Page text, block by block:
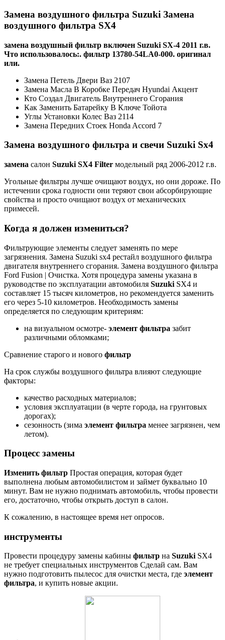
Замена воздушного фильтра Suzuki Замена
воздушного фильтра SX4
замена воздушный фильтр включен Suzuki SX-4 2011 г.в.
Что использовалось:. фильтр 13780-54LA0-000. оригинал
или.
Замена Петель Двери Ваз 2107
Замена Масла В Коробке Передач Hyundai Акцент
Кто Создал Двигатель Внутреннего Сгорания
Как Заменить Батарейку В Ключе Тойота
Углы Установки Колес Ваз 2114
Замена Передних Стоек Honda Accord 7
Замена воздушного фильтра и свечи Suzuki Sx4
замена салон Suzuki SX4 Filter модельный ряд 2006-2012 г.в.
Угольные фильтры лучше очищают воздух, но они дороже. По
истечении срока годности они теряют свои абсорбирующие
свойства и просто очищают воздух от механических
примесей.
Когда я должен измениться?
Фильтрующие элементы следует заменять по мере
загрязнения. Замена Suzuki sx4 рестайл воздушного фильтра
двигателя внутреннего сгорания. Замена воздушного фильтра
Ford Fusion | Очистка. Хотя процедура замены указана в
руководстве по эксплуатации автомобиля Suzuki SX4 и
составляет 15 тысяч километров, но рекомендуется заменить
его через 5-10 километров. Необходимость замены
определяется по следующим критериям:
на визуальном осмотре- элемент фильтра забит
различными обломками;
Сравнение старого и нового фильтр
На срок службы воздушного фильтра влияют следующие
факторы:
качество расходных материалов;
условия эксплуатации (в черте города, на грунтовых
дорогах);
сезонность (зима элемент фильтра менее загрязнен, чем
летом).
Процесс замены
Изменить фильтр Простая операция, которая будет
выполнена любым автомобилистом и займет буквально 10
минут. Вам не нужно поднимать автомобиль, чтобы провести
его, достаточно, чтобы открыть доступ в салон.
К сожалению, в настоящее время нет опросов.
инструменты
Провести процедуру замены кабины фильтр на SuzukiSX4
не требует специальных инструментов Сделай сам. Вам
нужно подготовить пылесос для очистки места, где элемент
фильтра, и купить новые акции.